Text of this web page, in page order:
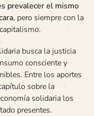
prevalecer el mismo
, pero siempre con la
busca la justicia
consciente y
Entre los aportes
sobre la
solidaria los
presentes.